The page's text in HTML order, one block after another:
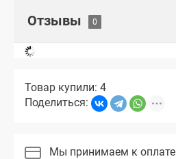
Отзывы
Товар купили: 4
Поделиться:
Мы принимаем к оплате